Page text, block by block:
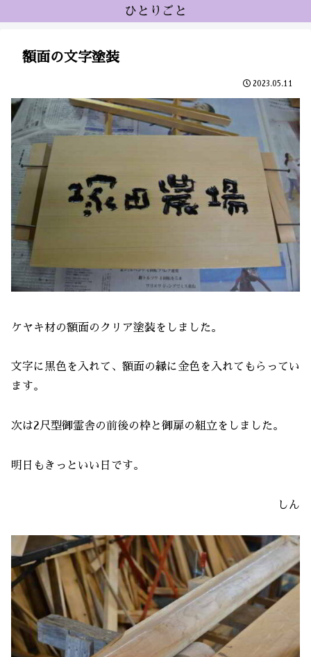
ひとりごと
額面の文字塗装
2023.05.11
ケヤキ材の額面のクリア塗装をしました。
文字に黒色を入れて、額面の縁に金色を入れてもらってい
ます。
次は2尺型御霊舎の前後の枠と御扉の組立をしました。
明日もきっといい日です。
しん